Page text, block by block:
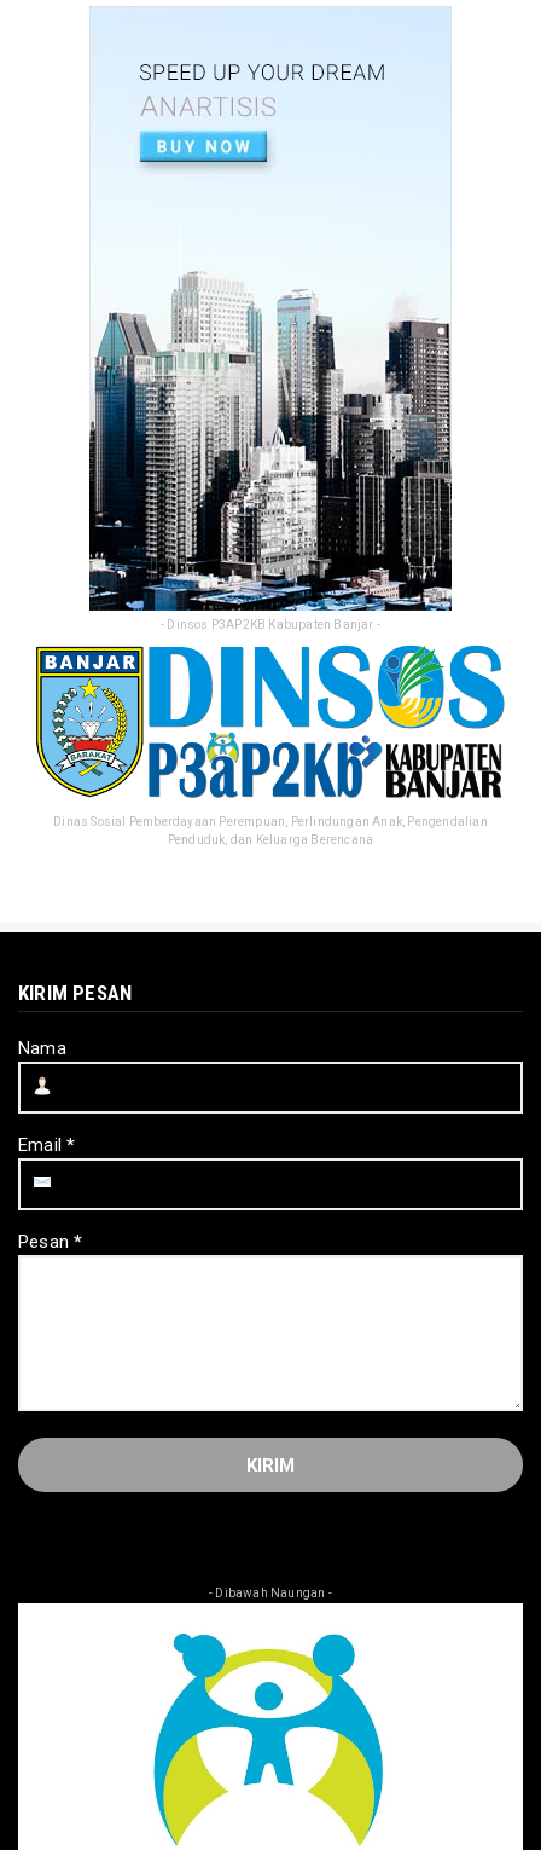
Feb 26, 2026
UNCATEGORIZED
Perkuat Sinergi, Pemkab Banjar Gelar Rakor
TP3S untuk Perta...
- Dinsos P3AP2KB Kabupaten Banjar -
Dinas Sosial Pemberdayaan Perempuan, Perlindungan Anak, Pengendalian
Penduduk, dan Keluarga Berencana
KIRIM PESAN
Nama
Email*
Pesan*
- Dibawah Naungan -